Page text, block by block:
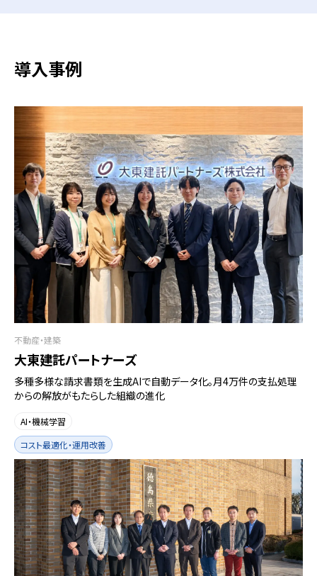
導入事例
不動産・建築
大東建託パートナーズ
多種多様な請求書類を生成AIで自動データ化。月4万件の支払処理
からの解放がもたらした組織の進化
AI・機械学習
コスト最適化・運用改善